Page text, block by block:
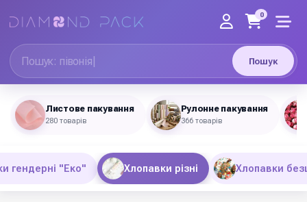
Пошук
0
Листове пакування
280 товарів
Рулонне пакування
366 товарів
гендерні "Еко" Хлопавки різні Хлопавки